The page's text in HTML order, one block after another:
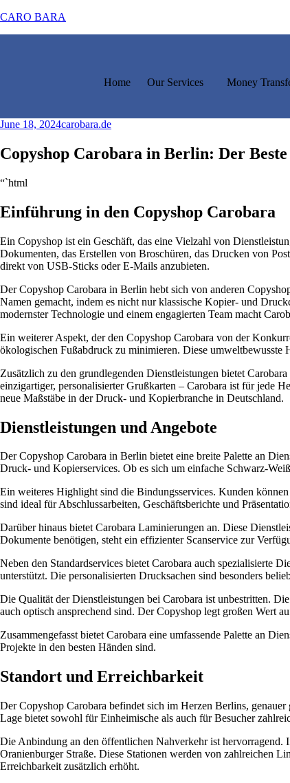
CARO BARA
Home Our Services Money
June 18, 2024carobara.de
Copyshop Carobara in Berlin: Der
“`html
Einführung in den Copyshop Carobara
Ein Copyshop ist ein Geschäft, das eine Vielzahl von
Dokumenten, das Erstellen von Broschüren, das Drucken von
direkt von USB-Sticks oder E-Mails anzubieten.
Der Copyshop Carobara in Berlin hebt sich von anderen
Namen gemacht, indem es nicht nur klassische Kopier- und
modernster Technologie und einem engagierten Team macht
Ein weiterer Aspekt, der den Copyshop Carobara von der
ökologischen Fußabdruck zu minimieren. Diese umweltbewusste
Zusätzlich zu den grundlegenden Dienstleistungen bietet
einzigartiger, personalisierter Grußkarten – Carobara ist für jede
neue Maßstäbe in der Druck- und Kopierbranche in Deutschland.
Dienstleistungen und Angebote
Der Copyshop Carobara in Berlin bietet eine breite Palette an
Druck- und Kopierservices. Ob es sich um einfache Schwarz-
Ein weiteres Highlight sind die Bindungsservices. Kunden
sind ideal für Abschlussarbeiten, Geschäftsberichte und
Darüber hinaus bietet Carobara Laminierungen an. Diese
Dokumente benötigen, steht ein effizienter Scanservice zur
Neben den Standardservices bietet Carobara auch spezialisierte
unterstützt. Die personalisierten Drucksachen sind besonders
Die Qualität der Dienstleistungen bei Carobara ist unbestritten.
auch optisch ansprechend sind. Der Copyshop legt großen Wert
Zusammengefasst bietet Carobara eine umfassende Palette an
Projekte in den besten Händen sind.
Standort und Erreichbarkeit
Der Copyshop Carobara befindet sich im Herzen Berlins,
Lage bietet sowohl für Einheimische als auch für Besucher
Die Anbindung an den öffentlichen Nahverkehr ist hervorragend.
Oranienburger Straße. Diese Stationen werden von zahlreichen
Erreichbarkeit zusätzlich erhöht.